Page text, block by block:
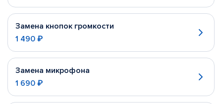
Замена кнопок громкости
1 490 ₽
Замена микрофона
1 690 ₽